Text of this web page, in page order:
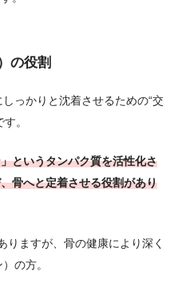
の役割
っかりと沈着させるための“交
。
というタンパク質を活性化さ
骨へと定着させる役割があり
りますが、骨の健康により深く
の方。